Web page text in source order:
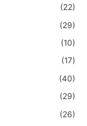
(22)
(29)
(10)
(17)
(40)
(29)
(26)